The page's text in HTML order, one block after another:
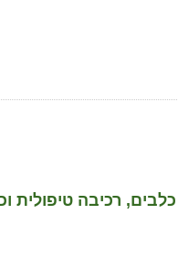
כלבים, רכיבה טיפולית